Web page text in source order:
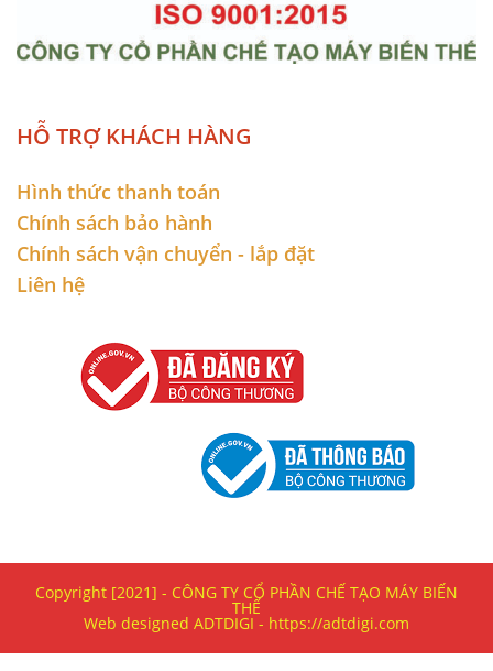
HỖ TRỢ KHÁCH HÀNG
Hình thức thanh toán
Chính sách bảo hành
Chính sách vận chuyển - lắp đặt
Liên hệ
Copyright [2021] - CÔNG TY CỔ PHẦN CHẾ TẠO MÁY BIẾN
THẾ
Web designed ADTDIGI - https://adtdigi.com